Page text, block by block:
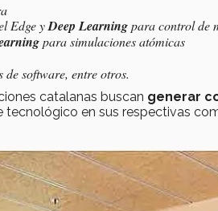
Edge yDeep Learningpara control de
para simulaciones atómicas
software, entre otros.
catalanas buscan generar
en sus respectivas